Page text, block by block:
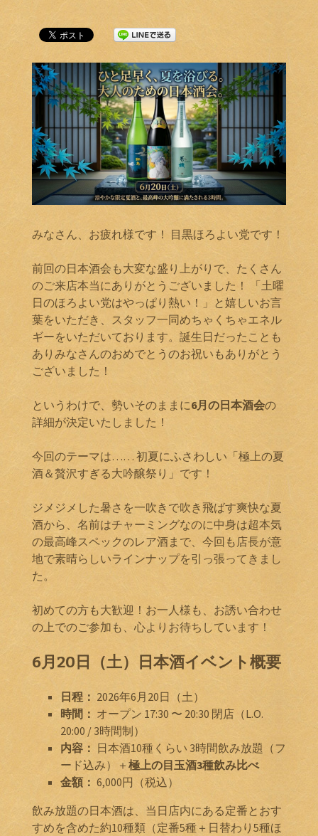
みなさん、お疲れ様です！ 目黒ほろよい党です！
前回の日本酒会も大変な盛り上がりで、たくさん
のご来店本当にありがとうございました！ 「土曜
日のほろよい党はやっぱり熱い！」と嬉しいお言
葉をいただき、スタッフ一同めちゃくちゃエネル
ギーをいただいております。誕生日だったことも
ありみなさんのおめでとうのお祝いもありがとう
ございました！
というわけで、勢いそのままに6月の日本酒会の
詳細が決定いたしました！
今回のテーマは…… 初夏にふさわしい「極上の夏
酒＆贅沢すぎる大吟醸祭り」です！
ジメジメした暑さを一吹きで吹き飛ばす爽快な夏
酒から、名前はチャーミングなのに中身は超本気
の最高峰スペックのレア酒まで、今回も店長が意
地で素晴らしいラインナップを引っ張ってきまし
た。
初めての方も大歓迎！お一人様も、お誘い合わせ
の上でのご参加も、心よりお待ちしています！
6月20日（土）日本酒イベント概要
日程： 2026年6月20日（土）
時間： オープン 17:30 〜 20:30 閉店（L.O.
20:00 / 3時間制）
内容： 日本酒10種くらい 3時間飲み放題（フ
ード込み）＋ 極上の目玉酒3種飲み比べ
金額： 6,000円（税込）
飲み放題の日本酒は、当日店内にある定番とおす
すめを含めた約10種類（定番5種＋日替わり5種ほ